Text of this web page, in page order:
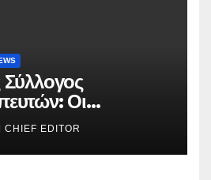
Σύλλογος
Οι
τον ΕΟΠΥΥ για
του clawback
CHIEF EDITOR